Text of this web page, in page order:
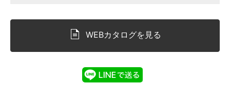
WEBカタログを見る